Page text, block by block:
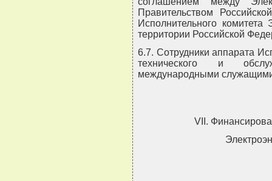
Правительством
Исполнительного комитета
территории Российской
6.7. Сотрудники аппарата
технического и
международными
VII.